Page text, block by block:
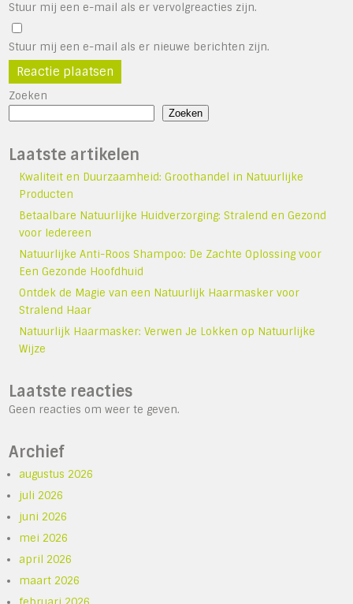
Stuur mij een e-mail als er vervolgreacties zijn.
Stuur mij een e-mail als er nieuwe berichten zijn.
Zoeken
Zoeken
Laatste artikelen
Kwaliteit en Duurzaamheid: Groothandel in Natuurlijke
Producten
Betaalbare Natuurlijke Huidverzorging: Stralend en Gezond
voor Iedereen
Natuurlijke Anti-Roos Shampoo: De Zachte Oplossing voor
Een Gezonde Hoofdhuid
Ontdek de Magie van een Natuurlijk Haarmasker voor
Stralend Haar
Natuurlijk Haarmasker: Verwen Je Lokken op Natuurlijke
Wijze
Laatste reacties
Geen reacties om weer te geven.
Archief
augustus 2026
juli 2026
juni 2026
mei 2026
april 2026
maart 2026